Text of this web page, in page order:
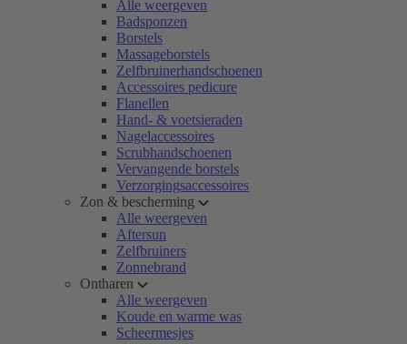
Alle weergeven
Badsponzen
Borstels
Massageborstels
Zelfbruinerhandschoenen
Accessoires pedicure
Flanellen
Hand- & voetsieraden
Nagelaccessoires
Scrubhandschoenen
Vervangende borstels
Verzorgingsaccessoires
Zon & bescherming
Alle weergeven
Aftersun
Zelfbruiners
Zonnebrand
Ontharen
Alle weergeven
Koude en warme was
Scheermesjes